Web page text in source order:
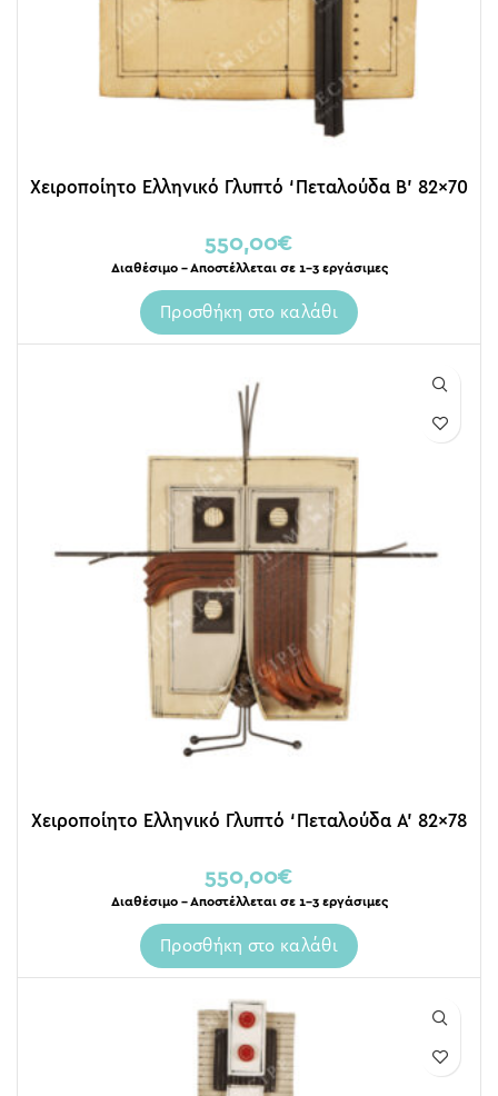
Χειροποίητο Ελληνικό Γλυπτό ‘Πεταλούδα Β’ 82×70
550,00€
Διαθέσιμο – Αποστέλλεται σε 1-3 εργάσιμες
Προσθήκη στο καλάθι
Χειροποίητο Ελληνικό Γλυπτό ‘Πεταλούδα Α’ 82×78
550,00€
Διαθέσιμο – Αποστέλλεται σε 1-3 εργάσιμες
Προσθήκη στο καλάθι